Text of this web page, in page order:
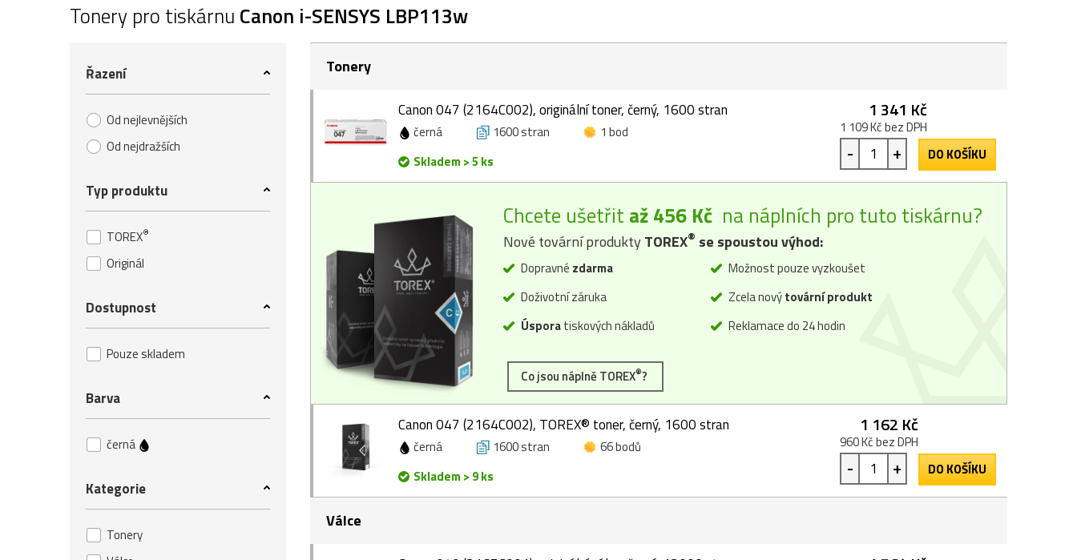
Tonery pro tiskárnu Canon i-SENSYS LBP113w
Řazení
Od nejlevnějších
Od nejdražších
Typ produktu
TOREX®
Originál
Dostupnost
Pouze skladem
Barva
černá
Kategorie
Tonery
Tonery
Canon 047 (2164C002), originální toner, černý, 1600 stran
černá 1600 stran
1 bod
Skladem > 5 ks
1 341 Kč
1 109 Kč bez DPH
- + DO KOŠÍKU
Chcete ušetřit až 456 Kč na náplních pro tuto tiskárnu?
Nové tovární produktyTOREX® se spoustou výhod:
Dopravné zdarma
Doživotní záruka
Úsporatiskových nákladů
Možnost pouze vyzkoušet
Zcela novýtovární produkt
Reklamace do 24 hodin
Co jsou náplně TOREX®?
Canon 047 (2164C002), TOREX® toner, černý, 1600 stran
černá 1600 stran
66 bodů
Skladem > 9 ks
1 162 Kč
960 Kč bez DPH
- + DO KOŠÍKU
Válce